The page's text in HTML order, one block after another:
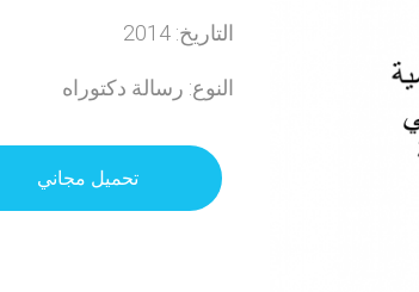
التاريخ: 2014
النوع: رسالة دكتوراه
تحميل مجاني